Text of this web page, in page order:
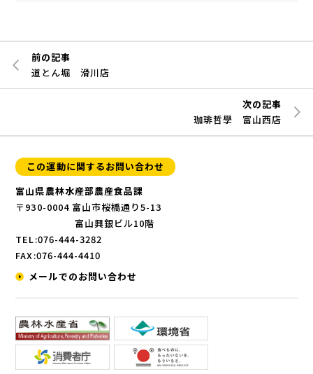
前の記事
道とん堀 滑川店
次の記事
珈琲哲學 富山西店
この運動に関するお問い合わせ
富山県農林水産部農産食品課
〒930-0004 富山市桜橋通り5-13
富山興銀ビル10階
TEL:076-444-3282
FAX:076-444-4410
メールでのお問い合わせ